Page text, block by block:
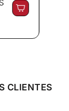
CLIENTES